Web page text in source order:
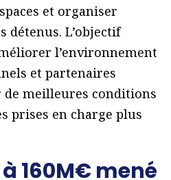
et organiser
détenus. L’objectif
l’environnement
et partenaires
de meilleures conditions
prises en charge plus
160M€ mené